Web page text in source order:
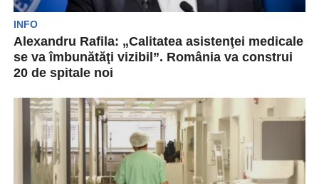
INFO
Alexandru Rafila: „Calitatea asistenţei medicale
se va îmbunătăţi vizibil”. România va construi
20 de spitale noi
pentru construcția Spitalului Regional de
Urgență Cluj, Ministrul Sănătății,...